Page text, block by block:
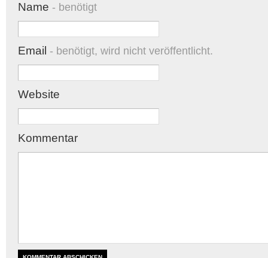
Name - benötigt
Email - benötigt, wird nicht veröffentlicht.
Website
Kommentar